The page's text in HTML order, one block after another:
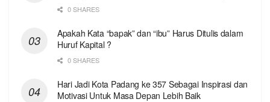
0 SHARES
Apakah Kata “bapak” dan “ibu” Harus Ditulis dalam
Huruf Kapital ?
0 SHARES
Hari Jadi Kota Padang ke 357 Sebagai Inspirasi dan
Motivasi Untuk Masa Depan Lebih Baik